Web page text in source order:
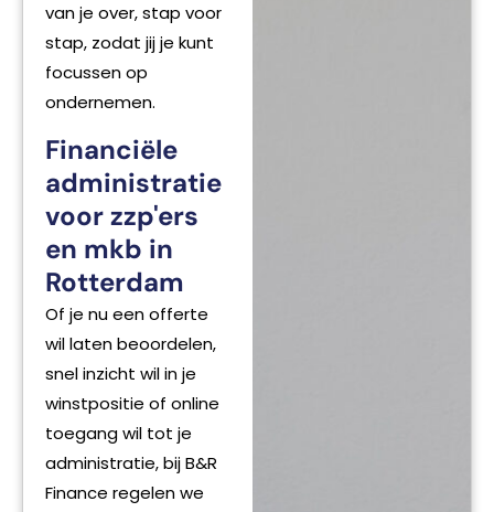
van je over, stap voor
stap, zodat jij je kunt
focussen op
ondernemen.
Financiële
administratie
voor zzp'ers
en mkb in
Rotterdam
Of je nu een offerte
wil laten beoordelen,
snel inzicht wil in je
winstpositie of online
toegang wil tot je
administratie, bij B&R
Finance regelen we